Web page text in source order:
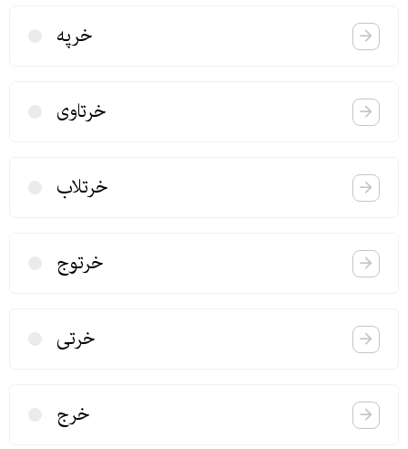
خرپه
خرتاوی
خرتلاب
خرتوج
خرتی
خرج